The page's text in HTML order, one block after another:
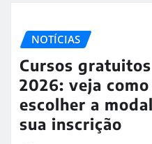
NOTÍCIAS
Cursos
2026: veja
escolher a
sua inscrição